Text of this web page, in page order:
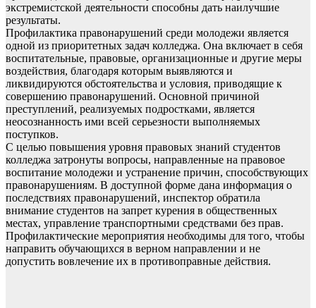
экстремистской деятельности способны дать наилучшие
результаты.
Профилактика правонарушений среди молодежи является
одной из приоритетных задач колледжа. Она включает в себя
воспитательные, правовые, организационные и другие меры
воздействия, благодаря которым выявляются и
ликвидируются обстоятельства и условия, приводящие к
совершению правонарушений. Основной причиной
преступлений, реализуемых подростками, является
неосознанность ими всей серьезности выполняемых
поступков.
С целью повышения уровня правовых знаний студентов
колледжа затронуты вопросы, направленные на правовое
воспитание молодежи и устранение причин, способствующих
правонарушениям. В доступной форме дана информация о
последствиях правонарушений, инспектор обратила
внимание студентов на запрет курения в общественных
местах, управление транспортными средствами без прав.
Профилактические мероприятия необходимы для того, чтобы
направить обучающихся в верном направлении и не
допустить вовлечение их в противоправные действия.